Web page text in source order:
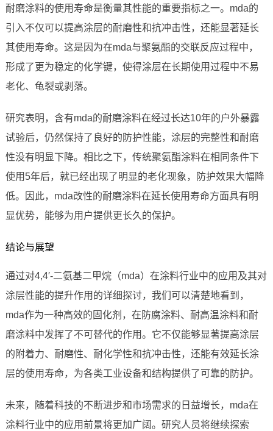
耐磨涂料的使用寿命是衡量其性能的重要指标之一。mda的
引入不仅可以提高涂层的耐磨性和抗冲击性，还能显著延长
其使用寿命。这是因为在mda与聚氨酯的交联反应过程中，
形成了更为稳定的化学键，使得涂层在长期使用过程中不易
老化、龟裂或剥落。
研究表明，含有mda的耐磨涂料在经过长达10年的户外暴露
试验后，仍然保持了良好的防护性能，涂层的完整性和耐磨
性没有明显下降。相比之下，传统聚氨酯涂料在相同条件下
使用5年后，就已经出现了明显的老化现象，防护效果大幅降
低。因此，mda改性的耐磨涂料在延长使用寿命方面具有明
显优势，能够为用户提供更长久的保护。
结论与展望
通过对4,4′-二氨基二甲烷（mda）在涂料行业中的应用及其对
涂层性能的提升作用的详细探讨，我们可以清楚地看到，
mda作为一种高效的固化剂，在防腐涂料、耐高温涂料和耐
磨涂料中发挥了不可替代的作用。它不仅能够显著提高涂层
的附着力、耐磨性、耐化学性和抗冲击性，还能有效延长涂
层的使用寿命，为各类工业设备和结构提供了可靠的防护。
未来，随着科技的不断进步和市场需求的日益增长，mda在
涂料行业中的应用前景将更加广阔。研究人员将继续探索